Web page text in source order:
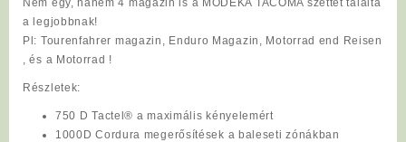
a legjobbnak!
Pl: Tourenfahrer magazin, Enduro Magazin, Motorrad end Reisen
, és a Motorrad !
Részletek:
750 D Tactel® a maximális kényelemért
1000D Cordura megerősítések a baleseti zónákban